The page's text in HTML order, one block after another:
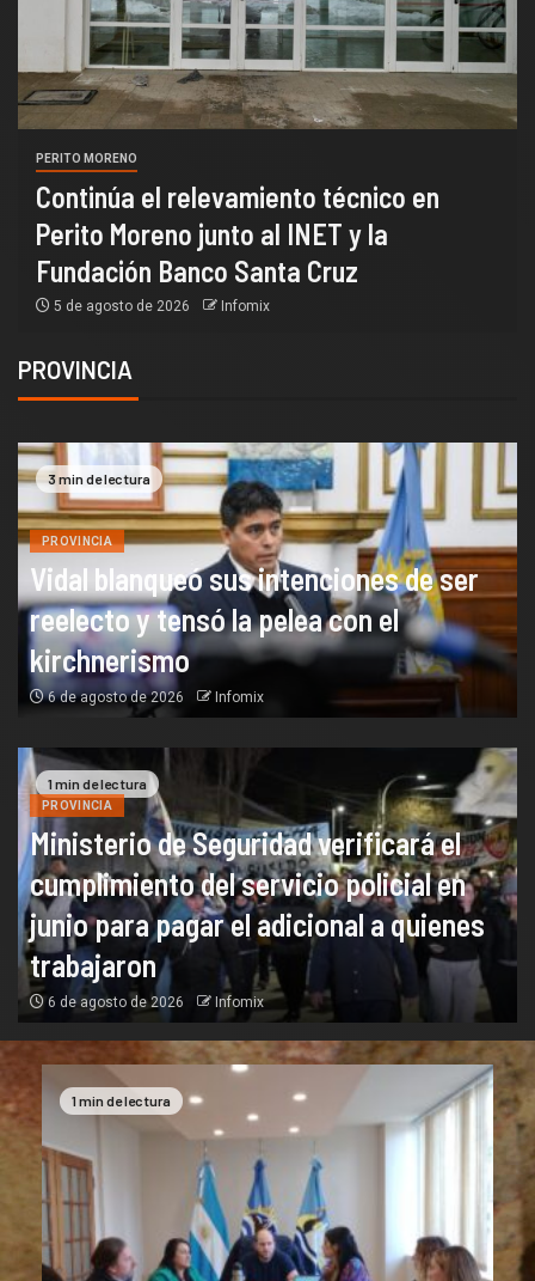
PERITO MORENO
Continúa el relevamiento técnico en
Perito Moreno junto al INET y la
Fundación Banco Santa Cruz
5 de agosto de 2026 Infomix
PROVINCIA
3 min de lectura
PROVINCIA
Vidal blanqueó sus intenciones de ser
reelecto y tensó la pelea con el
kirchnerismo
6 de agosto de 2026 Infomix
1 min de lectura
PROVINCIA
Ministerio de Seguridad verificará el
cumplimiento del servicio policial en
junio para pagar el adicional a quienes
trabajaron
6 de agosto de 2026 Infomix
1 min de lectura